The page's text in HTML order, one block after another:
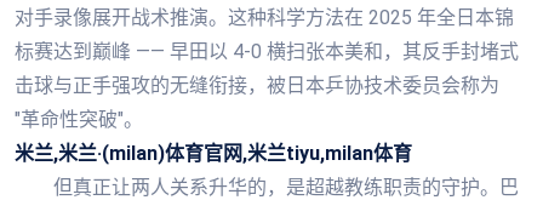
对手录像展开战术推演。这种科学方法在 2025 年全日本锦
标赛达到巅峰 —— 早田以 4-0 横扫张本美和，其反手封堵式
击球与正手强攻的无缝衔接，被日本乒协技术委员会称为
"革命性突破"。
米兰,米兰·(milan)体育官网,米兰tiyu,milan体育
但真正让两人关系升华的，是超越教练职责的守护。巴